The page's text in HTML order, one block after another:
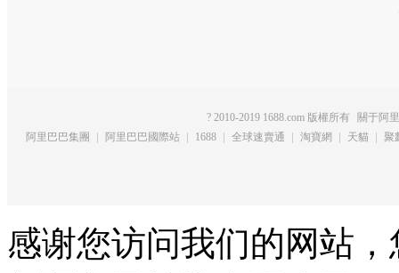
? 2010-2019 1688.com 版權所有
關于阿
阿里巴巴集團
阿里巴巴國際站 1688 全球速賣通 淘寶網 天貓 聚
感谢您访问我们的网站